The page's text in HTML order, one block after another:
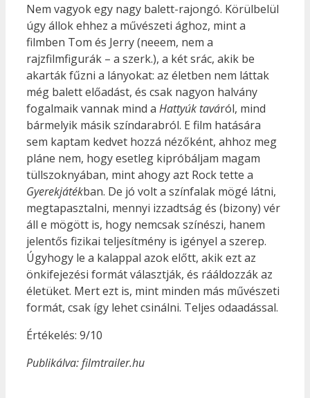
Nem vagyok egy nagy balett-rajongó. Körülbelül
úgy állok ehhez a művészeti ághoz, mint a
filmben Tom és Jerry (neeem, nem a
rajzfilmfigurák – a szerk.), a két srác, akik be
akarták fűzni a lányokat: az életben nem láttak
még balett előadást, és csak nagyon halvány
fogalmaik vannak mind a Hattyúk taváról, mind
bármelyik másik színdarabról. E film hatására
sem kaptam kedvet hozzá nézőként, ahhoz meg
pláne nem, hogy esetleg kipróbáljam magam
tüllszoknyában, mint ahogy azt Rock tette a
Gyerekjátékban. De jó volt a színfalak mögé látni,
megtapasztalni, mennyi izzadtság és (bizony) vér
áll e mögött is, hogy nemcsak színészi, hanem
jelentős fizikai teljesítmény is igényel a szerep.
Úgyhogy le a kalappal azok előtt, akik ezt az
önkifejezési formát választják, és rááldozzák az
életüket. Mert ezt is, mint minden más művészeti
formát, csak így lehet csinálni. Teljes odaadással.
Értékelés: 9/10
Publikálva: filmtrailer.hu